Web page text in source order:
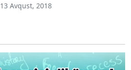
13 Avqust, 2018